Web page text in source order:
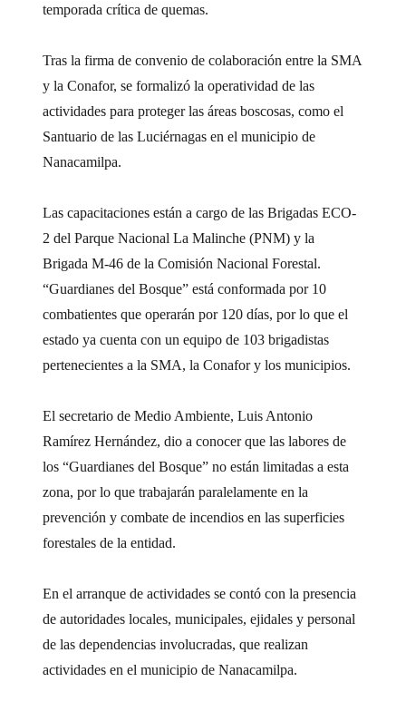
temporada crítica de quemas.
Tras la firma de convenio de colaboración entre la SMA
y la Conafor, se formalizó la operatividad de las
actividades para proteger las áreas boscosas, como el
Santuario de las Luciérnagas en el municipio de
Nanacamilpa.
Las capacitaciones están a cargo de las Brigadas ECO-
2 del Parque Nacional La Malinche (PNM) y la
Brigada M-46 de la Comisión Nacional Forestal.
“Guardianes del Bosque” está conformada por 10
combatientes que operarán por 120 días, por lo que el
estado ya cuenta con un equipo de 103 brigadistas
pertenecientes a la SMA, la Conafor y los municipios.
El secretario de Medio Ambiente, Luis Antonio
Ramírez Hernández, dio a conocer que las labores de
los “Guardianes del Bosque” no están limitadas a esta
zona, por lo que trabajarán paralelamente en la
prevención y combate de incendios en las superficies
forestales de la entidad.
En el arranque de actividades se contó con la presencia
de autoridades locales, municipales, ejidales y personal
de las dependencias involucradas, que realizan
actividades en el municipio de Nanacamilpa.